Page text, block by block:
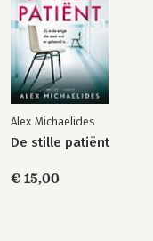
Alex Michaelides
De stille patiënt
€ 15,00